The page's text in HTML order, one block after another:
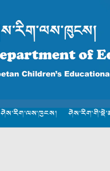
ཤེས་རིག་ལས་ཁུངས།